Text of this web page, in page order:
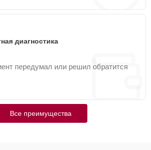
диагностика
передумал или решил обратится
Все преимущества